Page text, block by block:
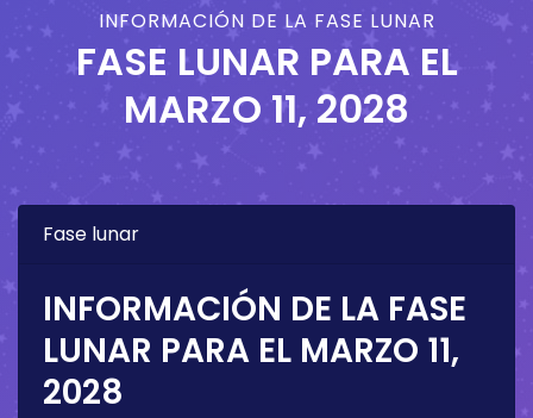
INFORMACIÓN DE LA FASE LUNAR
FASE LUNAR PARA EL
MARZO 11, 2028
Fase lunar
INFORMACIÓN DE LA FASE
LUNAR PARA EL MARZO 11,
2028